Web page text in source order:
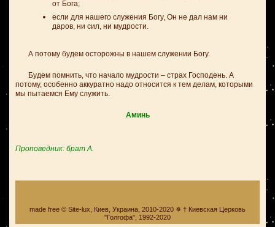
от Бога;
если для нашего служения Богу, Он не дал нам ни
даров, ни сил, ни мудрости.
А потому будем осторожны в нашем служении Богу.
Будем помнить, что начало мудрости – страх Господень. А
потому, особенно аккуратно надо относится к тем делам, которыми
мы пытаемся Ему служить.
Аминь
Проповедник: брат А.
made free © Site-lux, Киев, Украина, 2010-2020 ✵ † Киевская Церковь
"Голгофа", 1992-2020